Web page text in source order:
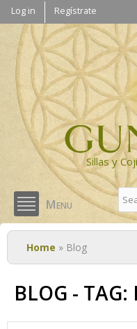
main
Log in Regístrate
Sillas y
Menu
You are here
Home » Blog
BLOG -